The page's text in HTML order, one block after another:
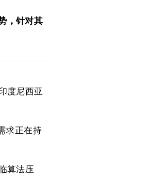
，针对其
度尼西亚
求正在持
算法压